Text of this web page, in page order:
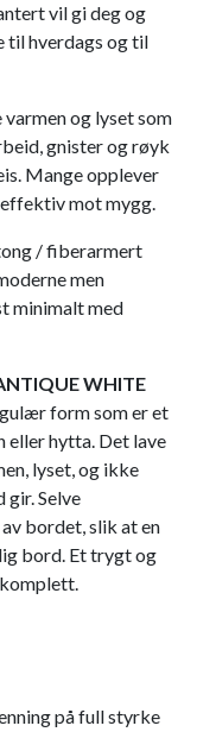
vil gi deg og
til hverdags og til
og lyset som
gnister og røyk
Mange opplever
mot mygg.
/ fiberarmert
men
minimalt med
WHITE
form som er et
eller hytta. Det lave
lyset, og ikke
gir. Selve
bordet, slik at en
bord. Et trygt og
på full styrke